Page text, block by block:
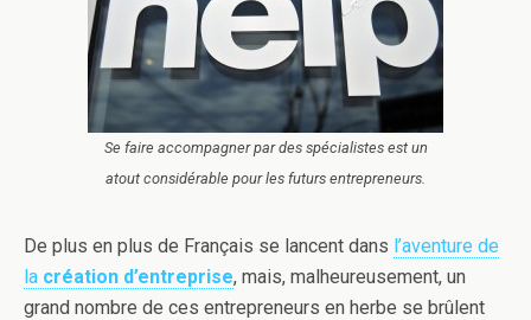
Se faire accompagner par des spécialistes est un
atout considérable pour les futurs entrepreneurs.
De plus en plus de Français se lancent dans l’aventure de
la création d’entreprise, mais, malheureusement, un
grand nombre de ces entrepreneurs en herbe se brûlent